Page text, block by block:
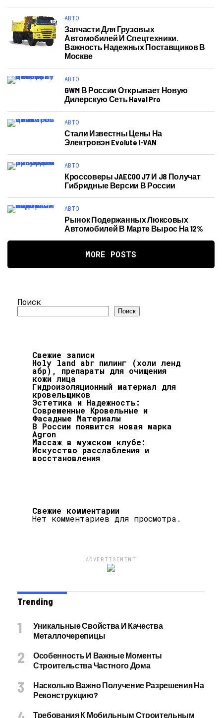
АВТО
Запчасти Для Грузовых
Автомобилей И Спецтехники.
Важность Надежных Поставщиков В
Москве
АВТО
GWM В России Открывает Новую
Дилерскую Сеть Haval Pro
АВТО
Стали Известны Цены На
Электровэн Evolute I-VAN
АВТО
Кроссоверы JAECOO J7 И J8 Получат
Гибридные Версии В России
АВТО
Рынок Подержанных Люксовых
Автомобилей В Марте Вырос На 12%
MORE POSTS
Поиск
Поиск
Свежие записи
Holy land abr пилинг (холи ленд
абр), препараты для очищения
кожи лица
Гидроизоляционный материал для
кровельщиков
Эстетика и Надежность:
Современные Кровельные и
Фасадные Материалы
В России появится новая марка
Agron
Массаж в мужском клубе:
Искусство расслабления и
восстановления
Свежие комментарии
Нет комментариев для просмотра.
ADVERTISEMENT
Trending
Уникальные Свойства И Качества
Металлочерепицы
Особенность И Важные Моменты
Строительства Частного Дома
Насколько Важно Получение Разрешения На
Реконструкцию?
Требования К Мобильным Строительным